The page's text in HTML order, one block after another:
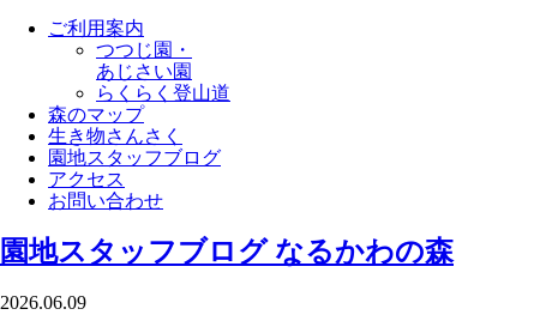
ご利用案内
つつじ園・
あじさい園
らくらく登山道
森のマップ
生き物さんさく
園地スタッフブログ
アクセス
お問い合わせ
園地スタッフブログ なるかわの森
2026.06.09